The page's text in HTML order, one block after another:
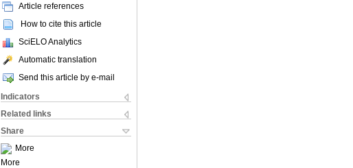
Article references
How to cite this article
SciELO Analytics
Automatic translation
Send this article by e-mail
Indicators
Related links
Share
More
More